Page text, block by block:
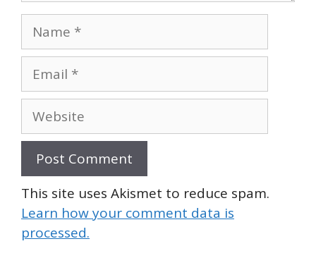
Name
Email
Website
This site uses Akismet to reduce spam.
Learn how your comment data is
processed.